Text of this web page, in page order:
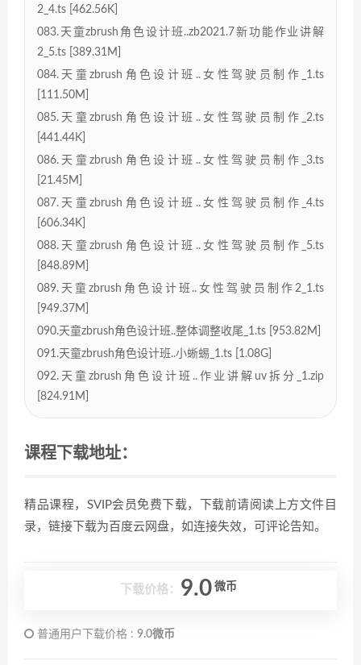
2_4.ts [462.56K]
083.天童zbrush角色设计班..zb2021.7新功能作业讲解
2_5.ts [389.31M]
084.天童zbrush角色设计班..女性驾驶员制作_1.ts
[111.50M]
085.天童zbrush角色设计班..女性驾驶员制作_2.ts
[441.44K]
086.天童zbrush角色设计班..女性驾驶员制作_3.ts
[21.45M]
087.天童zbrush角色设计班..女性驾驶员制作_4.ts
[606.34K]
088.天童zbrush角色设计班..女性驾驶员制作_5.ts
[848.89M]
089.天童zbrush角色设计班..女性驾驶员制作2_1.ts
[949.37M]
090.天童zbrush角色设计班..整体调整收尾_1.ts [953.82M]
091.天童zbrush角色设计班..小蜥蜴_1.ts [1.08G]
092.天童zbrush角色设计班..作业讲解uv拆分_1.zip
[824.91M]
课程下载地址：
精品课程，SVIP会员免费下载，下载前请阅读上方文件目
录，链接下载为百度云网盘，如连接失效，可评论告知。
下载价格： 9.0 微币
普通用户下载价格 : 9.0微币